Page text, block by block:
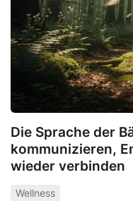
Die Sprache der
kommunizieren,
wieder verbinden
Wellness